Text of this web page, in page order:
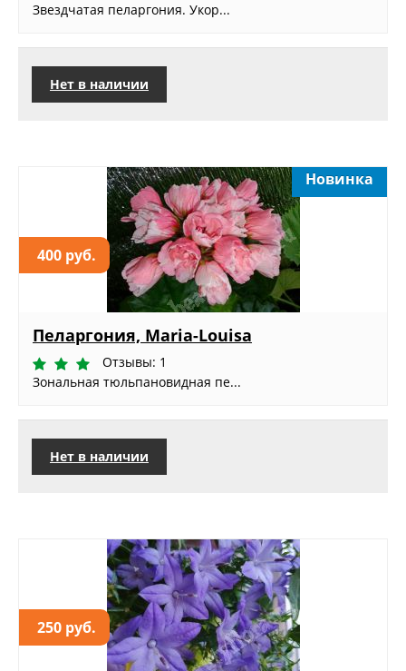
Звездчатая пеларгония. Укор...
Нет в наличии
400 руб.
Новинка
Пеларгония, Maria-Louisa
Отзывы: 1
Зональная тюльпановидная пе...
Нет в наличии
250 руб.